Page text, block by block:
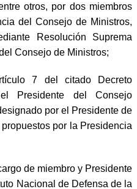
otros, por dos miembros
del Consejo de Ministros,
Resolución Suprema
Consejo de Ministros;
7 del citado Decreto
Presidente del Consejo
por el Presidente de
por la Presidencia
de miembro y Presidente
Nacional de Defensa de la